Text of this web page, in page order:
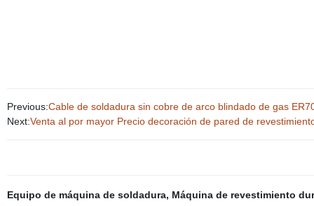
Previous:Cable de soldadura sin cobre de arco blindado de gas
Next:Venta al por mayor Precio decoración de pared de
Equipo de máquina de soldadura, Máquina de revestimiento